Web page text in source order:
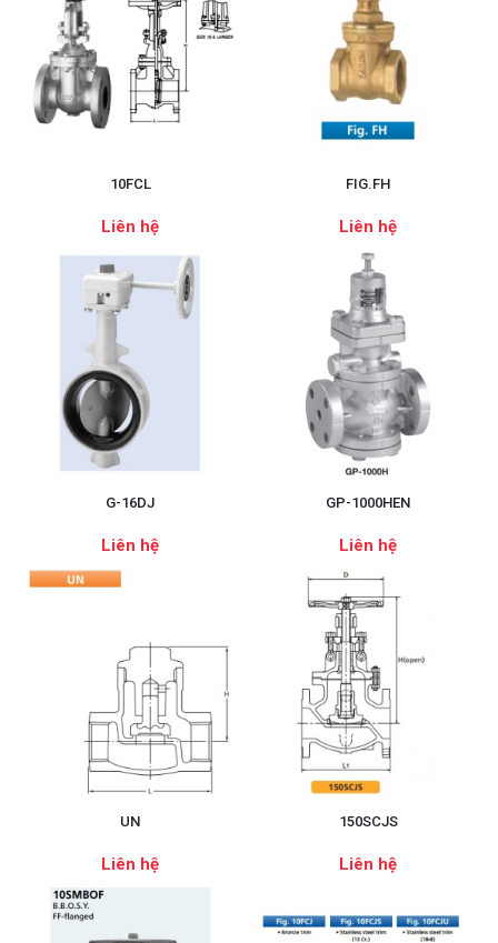
10FCL
Liên hệ
FIG.FH
Liên hệ
G-16DJ
Liên hệ
GP-1000HEN
Liên hệ
UN
Liên hệ
150SCJS
Liên hệ